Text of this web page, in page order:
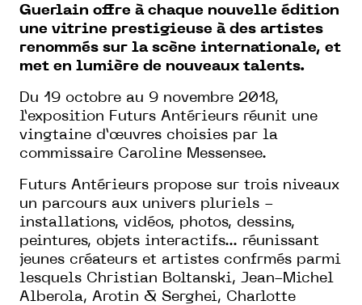
Guerlain offre à chaque nouvelle édition
une vitrine prestigieuse à des artistes
renommés sur la scène internationale, et
met en lumière de nouveaux talents.
Du 19 octobre au 9 novembre 2018,
l’exposition Futurs Antérieurs réunit une
vingtaine d’œuvres choisies par la
commissaire Caroline Messensee.
Futurs Antérieurs propose sur trois niveaux
un parcours aux univers pluriels -
installations, vidéos, photos, dessins,
peintures, objets interactifs... réunissant
jeunes créateurs et artistes confrmés parmi
lesquels Christian Boltanski, Jean-Michel
Alberola, Arotin & Serghei, Charlotte